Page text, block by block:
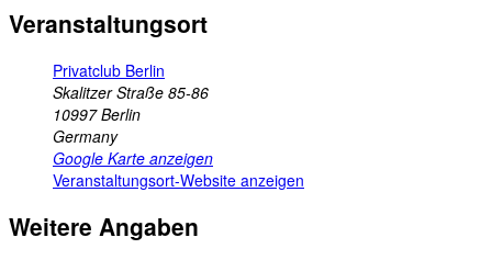
Veranstaltungsort
Privatclub Berlin
Skalitzer Straße 85-86
10997 Berlin
Germany
Google Karte anzeigen
Veranstaltungsort-Website anzeigen
Weitere Angaben